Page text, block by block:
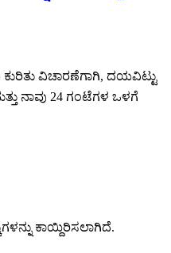
ವಿಚಾರಣೆಗಾಗಿ, ದಯವಿಟ್ಟು
ನಾವು 24 ಗಂಟೆಗಳ ಒಳಗೆ
ಕಾಯ್ದಿರಿಸಲಾಗಿದೆ.